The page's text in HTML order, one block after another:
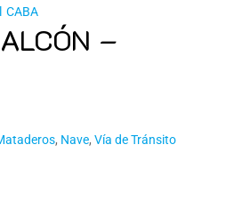
CABA
–
, Nave, Vía de Tránsito